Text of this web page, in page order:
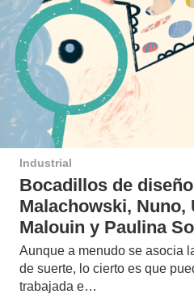
Industrial
Bocadillos de
Malachowski, Nuno,
Malouin y Paulina
Aunque a menudo se asocia
de suerte, lo cierto es que
trabajada e…